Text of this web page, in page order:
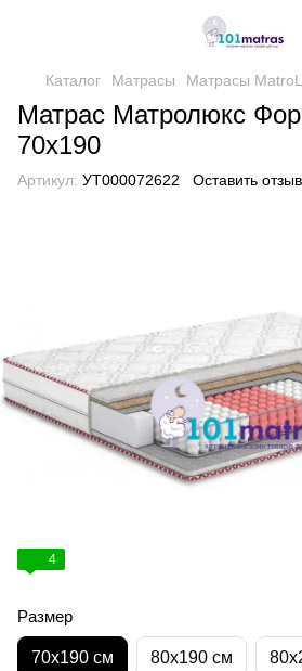
Каталог Матрасы Матрасы
Матрас Матролюкс
70х190
Артикул: УТ000072622 Оставить отзыв
4
Размер
70х190 см 80х190 см